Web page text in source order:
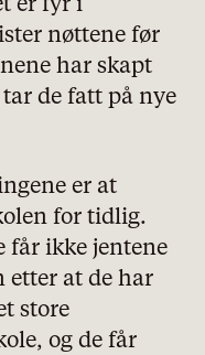
policy
er fyr i
nøttene før
har skapt
de fatt på nye
er at
for tidlig.
får ikke jentene
etter at de har
store
og de får